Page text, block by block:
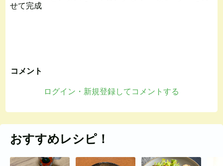
せて完成
コメント
ログイン・新規登録してコメントする
おすすめレシピ！